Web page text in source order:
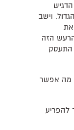
וישב
הרעש הזה
התעסק
מה אפשר
להפריע